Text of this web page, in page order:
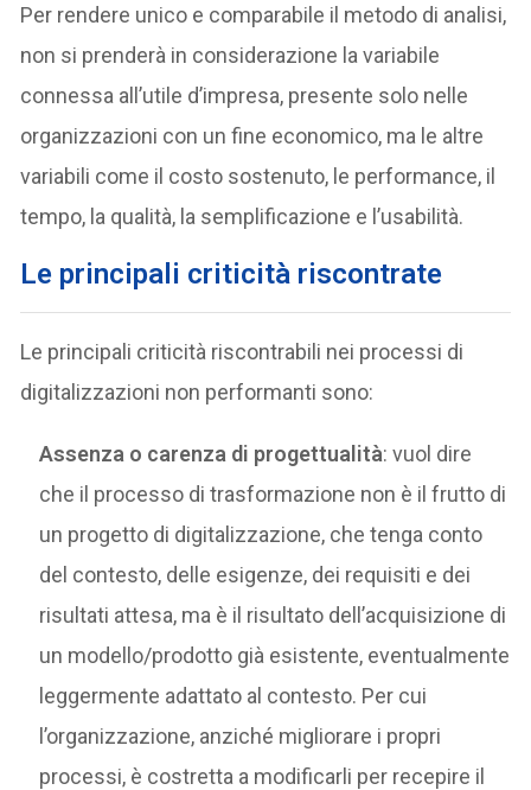
Per rendere unico e comparabile il metodo di analisi,
non si prenderà in considerazione la variabile
connessa all’utile d’impresa, presente solo nelle
organizzazioni con un fine economico, ma le altre
variabili come il costo sostenuto, le performance, il
tempo, la qualità, la semplificazione e l’usabilità.
Le principali criticità riscontrate
Le principali criticità riscontrabili nei processi di
digitalizzazioni non performanti sono:
Assenza o carenza di progettualità: vuol dire
che il processo di trasformazione non è il frutto di
un progetto di digitalizzazione, che tenga conto
del contesto, delle esigenze, dei requisiti e dei
risultati attesa, ma è il risultato dell’acquisizione di
un modello/prodotto già esistente, eventualmente
leggermente adattato al contesto. Per cui
l’organizzazione, anziché migliorare i propri
processi, è costretta a modificarli per recepire il